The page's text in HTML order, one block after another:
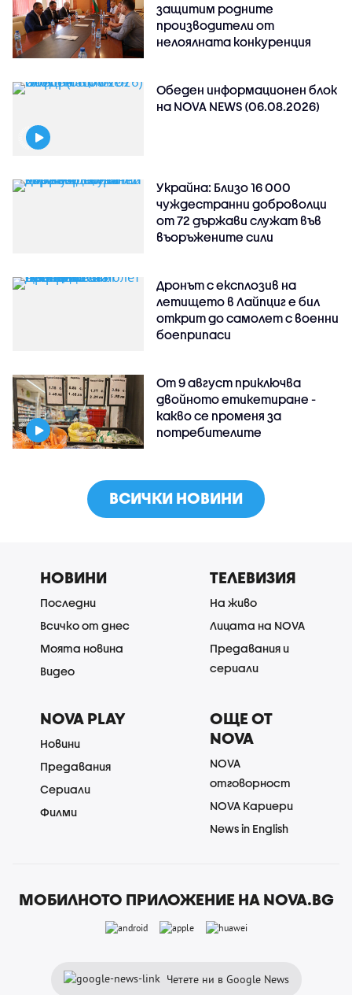
защитим родните
производители от
нелоялната конкуренция
Обеден информационен блок
на NOVA NEWS (06.08.2026)
Украйна: Близо 16 000
чуждестранни доброволци
от 72 държави служат във
въоръжените сили
Дронът с експлозив на
летището в Лайпциг е бил
открит до самолет с военни
боеприпаси
От 9 август приключва
двойното етикетиране -
какво се променя за
потребителите
ВСИЧКИ НОВИНИ
НОВИНИ
Последни
Всичко от днес
Моята новина
Видео
ТЕЛЕВИЗИЯ
На живо
Лицата на NOVA
Предавания и
сериали
NOVA PLAY
Новини
Предавания
Сериали
Филми
ОЩЕ ОТ
NOVA
NOVA
отговорност
NOVA Кариери
News in English
МОБИЛНОТО ПРИЛОЖЕНИЕ НА NOVA.BG
Четете ни в Google News